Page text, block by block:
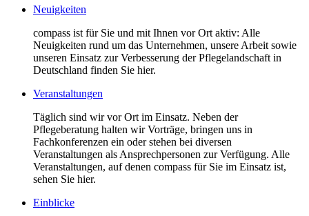
Neuigkeiten
compass ist für Sie und mit Ihnen vor Ort aktiv: Alle
Neuigkeiten rund um das Unternehmen, unsere Arbeit sowie
unseren Einsatz zur Verbesserung der Pflegelandschaft in
Deutschland finden Sie hier.
Veranstaltungen
Täglich sind wir vor Ort im Einsatz. Neben der
Pflegeberatung halten wir Vorträge, bringen uns in
Fachkonferenzen ein oder stehen bei diversen
Veranstaltungen als Ansprechpersonen zur Verfügung. Alle
Veranstaltungen, auf denen compass für Sie im Einsatz ist,
sehen Sie hier.
Einblicke